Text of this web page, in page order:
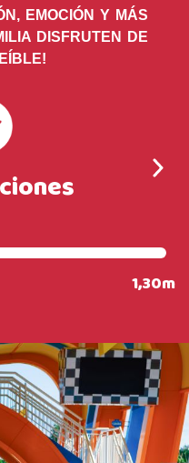
EMOCIÓN Y MÁS
DISFRUTEN DE
1,30m